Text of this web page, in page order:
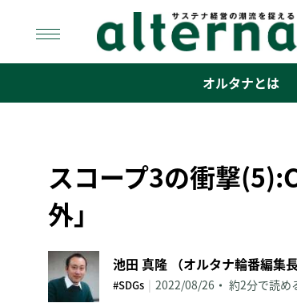
content
オルタナとは
スコープ3の衝撃
外」
池田 真隆 （オルタナ輪番編集長
#SDGs | 2022/08/26 約2分で読め